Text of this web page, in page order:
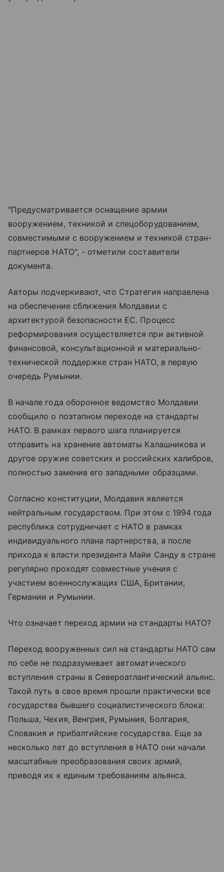
"Предусматривается оснащение армии
вооружением, техникой и спецоборудованием,
совместимыми с вооружением и техникой стран-
партнеров НАТО", - отметили составители
документа.
Авторы подчеркивают, что Стратегия направлена
на обеспечение сближения Молдавии с
архитектурой безопасности ЕС. Процесс
реформирования осуществляется при активной
финансовой, консультационной и материально-
технической поддержке стран НАТО, в первую
очередь Румынии.
В начале года оборонное ведомство Молдавии
сообщило о поэтапном переходе на стандарты
НАТО. В рамках первого шага планируется
отправить на хранение автоматы Калашникова и
другое оружие советских и российских калибров,
полностью заменив его западными образцами.
Согласно конституции, Молдавия является
нейтральным государством. При этом с 1994 года
республика сотрудничает с НАТО в рамках
индивидуального плана партнерства, а после
прихода к власти президента Майи Санду в стране
регулярно проходят совместные учения с
участием военнослужащих США, Британии,
Германии и Румынии.
Что означает переход армии на стандарты НАТО?
Переход вооруженных сил на стандарты НАТО сам
по себе не подразумевает автоматического
вступления страны в Североатлантический альянс.
Такой путь в свое время прошли практически все
государства бывшего социалистического блока:
Польша, Чехия, Венгрия, Румыния, Болгария,
Словакия и прибалтийские государства. Еще за
несколько лет до вступления в НАТО они начали
масштабные преобразования своих армий,
приводя их к единым требованиям альянса.